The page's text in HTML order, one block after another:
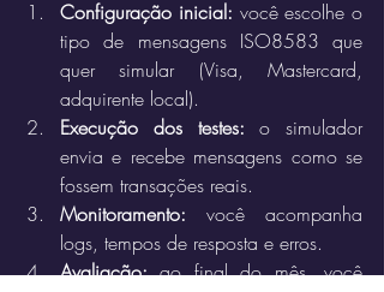
Configuração inicial: você escolhe o
tipo de mensagens ISO8583 que
quer simular (Visa, Mastercard,
adquirente local).
Execução dos testes: o simulador
envia e recebe mensagens como se
fossem transações reais.
Monitoramento: você acompanha
logs, tempos de resposta e erros.
Avaliação: ao final do mês, você